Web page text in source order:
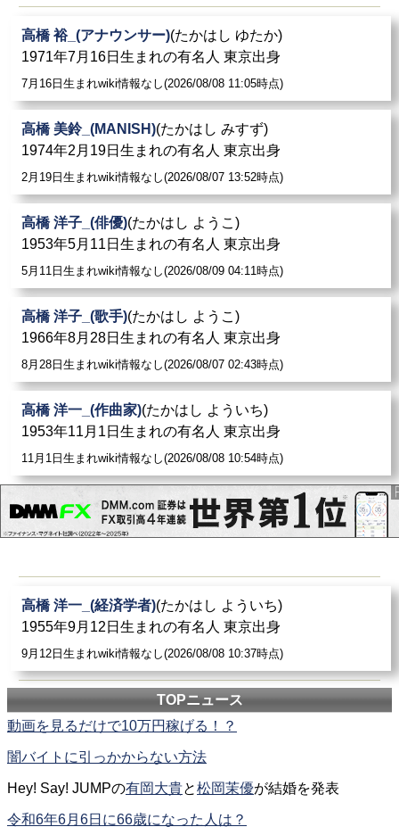
高橋 裕_(アナウンサー)(たかはし ゆたか)
1971年7月16日生まれの有名人 東京出身
7月16日生まれwiki情報なし(2026/08/08 11:05時点)
高橋 美鈴_(MANISH)(たかはし みすず)
1974年2月19日生まれの有名人 東京出身
2月19日生まれwiki情報なし(2026/08/07 13:52時点)
高橋 洋子_(俳優)(たかはし ようこ)
1953年5月11日生まれの有名人 東京出身
5月11日生まれwiki情報なし(2026/08/09 04:11時点)
高橋 洋子_(歌手)(たかはし ようこ)
1966年8月28日生まれの有名人 東京出身
8月28日生まれwiki情報なし(2026/08/07 02:43時点)
高橋 洋一_(作曲家)(たかはし よういち)
1953年11月1日生まれの有名人 東京出身
11月1日生まれwiki情報なし(2026/08/08 10:54時点)
高橋 洋一_(経済学者)(たかはし よういち)
1955年9月12日生まれの有名人 東京出身
9月12日生まれwiki情報なし(2026/08/08 10:37時点)
TOPニュース
動画を見るだけで10万円稼げる！？
闇バイトに引っかからない方法
Hey! Say! JUMPの有岡大貴と松岡茉優が結婚を発表
令和6年6月6日に66歳になった人は？